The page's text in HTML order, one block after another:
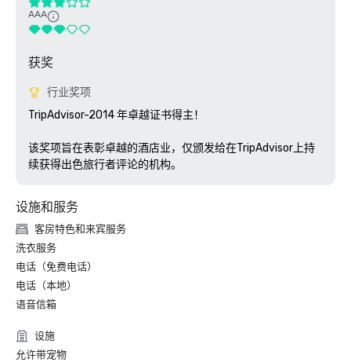
AAA
获奖
行业奖项
TripAdvisor-2014 年卓越证书得主！
该奖项旨在表彰卓越的酒店业，仅颁发给在TripAdvisor上持
续获得出色旅行者评论的机构。
设施和服务
客房特色和来宾服务
洗衣服务
电话（免费电话）
电话（本地）
语音信箱
设施
允许带宠物